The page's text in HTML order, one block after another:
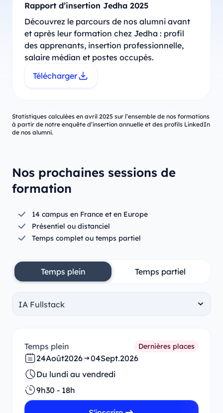
Rapport d’insertion Jedha 2025
Découvrez le parcours de nos alumni avant
et après leur formation chez Jedha : profil
des apprenants, insertion professionnelle,
salaire médian et postes occupés.
Télécharger
Statistiques calculées en avril 2025 sur l’ensemble de nos formations
à partir de notre enquête d’insertion annuelle et des profils LinkedIn
de nos alumni.
Nos prochaines sessions de
formation
14 campus en France et en Europe
Présentiel ou distanciel
Temps complet ou temps partiel
Temps plein Temps partiel
Temps plein Dernières places
24Août2026 04Sept.2026
Du lundi au vendredi
9h30 - 18h